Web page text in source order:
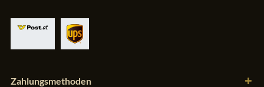
Zahlungsmethoden